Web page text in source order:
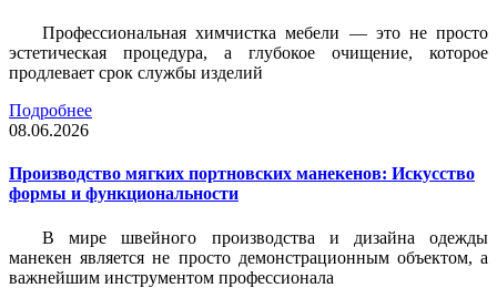
Профессиональная химчистка мебели — это не просто
эстетическая процедура, а глубокое очищение, которое
продлевает срок службы изделий
Подробнее
08.06.2026
Производство мягких портновских манекенов: Искусство
формы и функциональности
В мире швейного производства и дизайна одежды
манекен является не просто демонстрационным объектом, а
важнейшим инструментом профессионала